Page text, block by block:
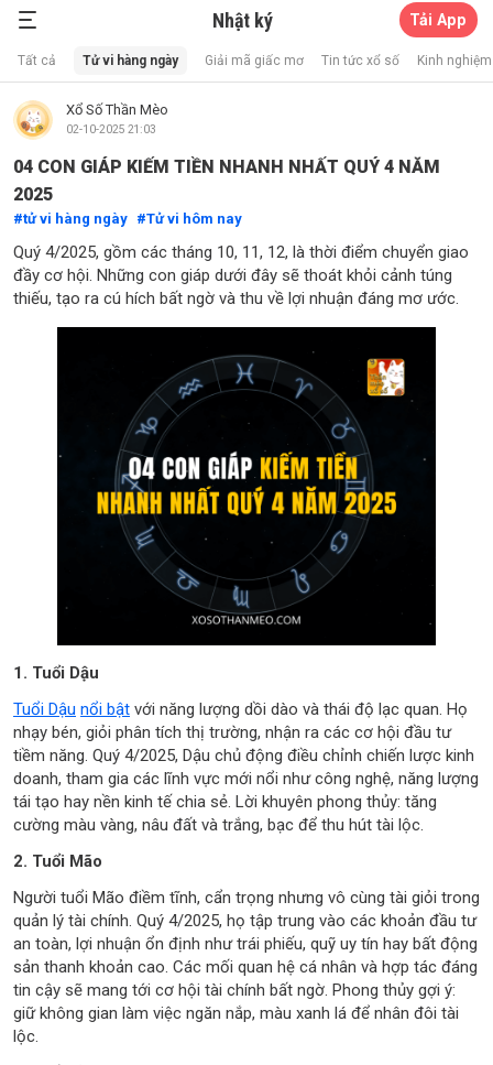
Nhật ký Tải App
Tất cả Tử vi hàng ngày Giải mã giấc mơ Tin tức xổ số Kinh
Xổ Số Thần Mèo
02-10-2025 21:03
04 CON GIÁP KIẾM TIỀN NHANH NHẤT QUÝ 4 NĂM
2025
tử vi hàng ngày Tử vi hôm nay
Quý 4/2025, gồm các tháng 10, 11, 12, là thời điểm chuyển giao
đầy cơ hội. Những con giáp dưới đây sẽ thoát khỏi cảnh túng
thiếu, tạo ra cú hích bất ngờ và thu về lợi nhuận đáng mơ ước.
1. Tuổi Dậu
Tuổi Dậu nổi bật với năng lượng dồi dào và thái độ lạc quan. Họ
nhạy bén, giỏi phân tích thị trường, nhận ra các cơ hội đầu tư
tiềm năng. Quý 4/2025, Dậu chủ động điều chỉnh chiến lược kinh
doanh, tham gia các lĩnh vực mới nổi như công nghệ, năng lượng
tái tạo hay nền kinh tế chia sẻ. Lời khuyên phong thủy: tăng
cường màu vàng, nâu đất và trắng, bạc để thu hút tài lộc.
2. Tuổi Mão
Người tuổi Mão điềm tĩnh, cẩn trọng nhưng vô cùng tài giỏi trong
quản lý tài chính. Quý 4/2025, họ tập trung vào các khoản đầu tư
an toàn, lợi nhuận ổn định như trái phiếu, quỹ uy tín hay bất động
sản thanh khoản cao. Các mối quan hệ cá nhân và hợp tác đáng
tin cậy sẽ mang tới cơ hội tài chính bất ngờ. Phong thủy gợi ý:
giữ không gian làm việc ngăn nắp, màu xanh lá để nhân đôi tài
lộc.